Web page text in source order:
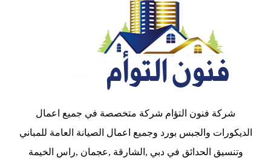
شركة فنون التؤام شركة متخصصة في جميع اعمال
الديكورات والجبس بورد وجميع اعمال الصيانة العامة للمباني
وتنسيق الحدائق في دبي ,الشارقة ,عجمان ,راس الخيمة